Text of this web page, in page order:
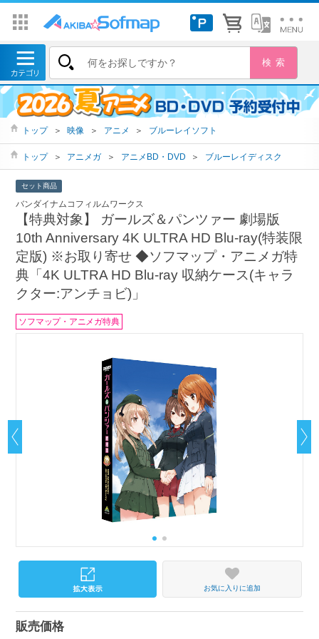
トップ ＞ 映像 ＞ アニメ ＞ ブルーレイソフト
トップ ＞ アニメガ ＞ アニメBD・DVD ＞ ブルーレイディスク
セット商品
バンダイナムコフィルムワークス
【特典対象】 ガールズ＆パンツァー 劇場版
10th Anniversary 4K ULTRA HD Blu-ray(特装限
定版) ※お取り寄せ ◆ソフマップ・アニメガ特
典「4K ULTRA HD Blu-ray 収納ケース(キャラ
クター:アンチョビ)」
ソフマップ・アニメガ特典
お気に入りに追加
販売価格